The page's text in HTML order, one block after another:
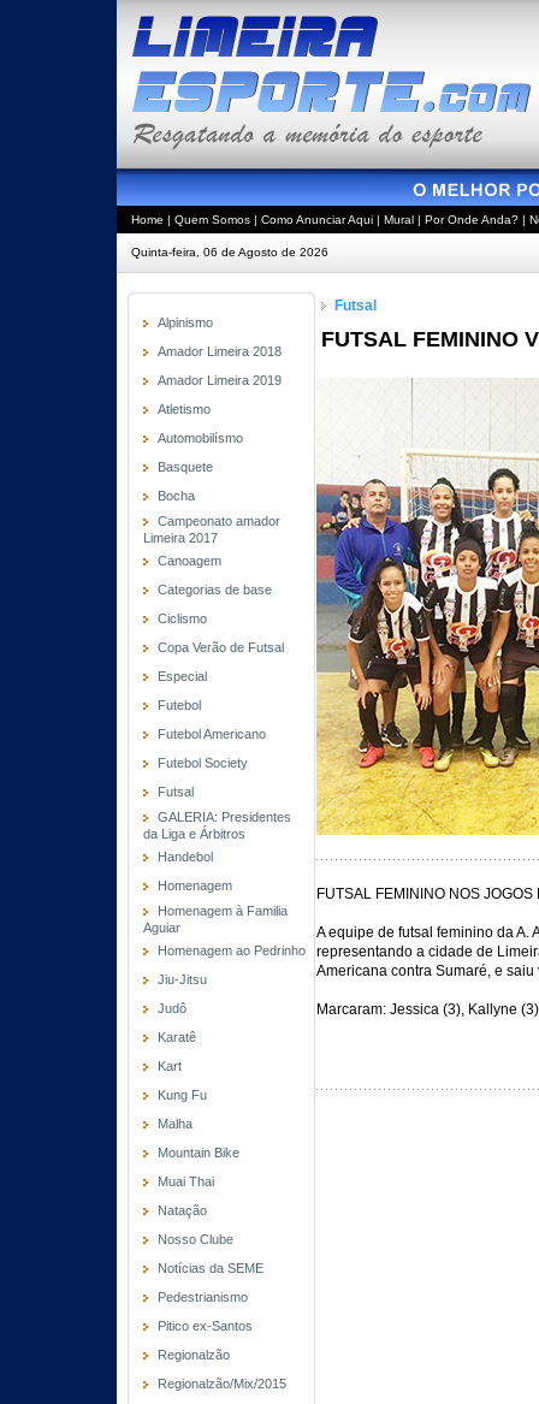
Home | Quem Somos | Como Anunciar Aqui | Mural | Por Onde Anda? |
Quinta-feira, 06 de Agosto de 2026
Alpinismo
Amador Limeira 2018
Amador Limeira 2019
Atletismo
Automobilísmo
Basquete
Bocha
Campeonato amador
Limeira 2017
Canoagem
Categorias de base
Ciclismo
Copa Verão de Futsal
Especial
Futebol
Futebol Americano
Futebol Society
Futsal
GALERIA: Presidentes
da Liga e Árbitros
Handebol
Homenagem
Homenagem à Familia
Aguiar
Homenagem ao Pedrinho
Jiu-Jitsu
Judô
Karatê
Kart
Kung Fu
Malha
Mountain Bike
Muai Thai
Natação
Nosso Clube
Notícias da SEME
Pedestrianismo
Pitico ex-Santos
Regionalzão
Regionalzão/Mix/2015
Futsal
FUTSAL FEMININO
FUTSAL FEMININO NOS JOGOS
A equipe de futsal feminino da A.
representando a cidade de
Americana contra Sumaré, e
Marcaram: Jessica (3), Kallyne